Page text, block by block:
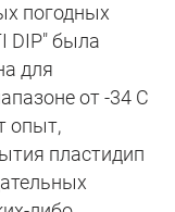
погодных
DIP" была
для
от -34 С
опыт,
пластидип